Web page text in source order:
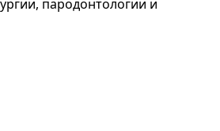
пародонтологии и